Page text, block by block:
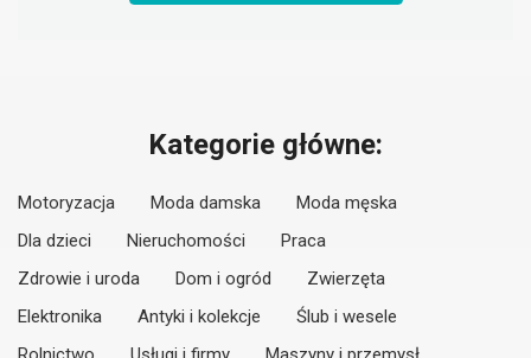
Kategorie główne:
Motoryzacja Moda damska
Moda męska
Dla dzieci
Nieruchomości
Praca
Zdrowie i uroda
Dom i ogród
Zwierzęta
Elektronika
Antyki i kolekcje
Ślub i wesele